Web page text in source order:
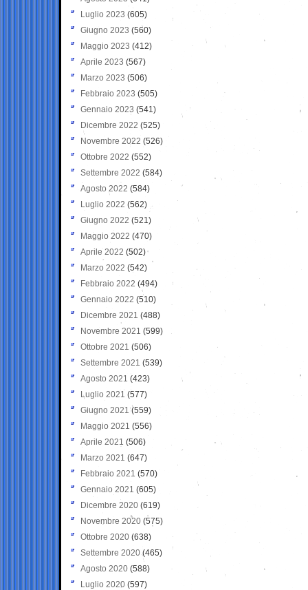
Luglio 2023 (605)
Giugno 2023 (560)
Maggio 2023 (412)
Aprile 2023 (567)
Marzo 2023 (506)
Febbraio 2023 (505)
Gennaio 2023 (541)
Dicembre 2022 (525)
Novembre 2022 (526)
Ottobre 2022 (552)
Settembre 2022 (584)
Agosto 2022 (584)
Luglio 2022 (562)
Giugno 2022 (521)
Maggio 2022 (470)
Aprile 2022 (502)
Marzo 2022 (542)
Febbraio 2022 (494)
Gennaio 2022 (510)
Dicembre 2021 (488)
Novembre 2021 (599)
Ottobre 2021 (506)
Settembre 2021 (539)
Agosto 2021 (423)
Luglio 2021 (577)
Giugno 2021(559)
Maggio 2021 (556)
Aprile 2021 (506)
Marzo 2021 (647)
Febbraio 2021 (570)
Gennaio 2021 (605)
Dicembre 2020 (619)
Novembre 2020 (575)
Ottobre 2020 (638)
Settembre 2020(465)
Agosto 2020 (588)
Luglio 2020 (597)